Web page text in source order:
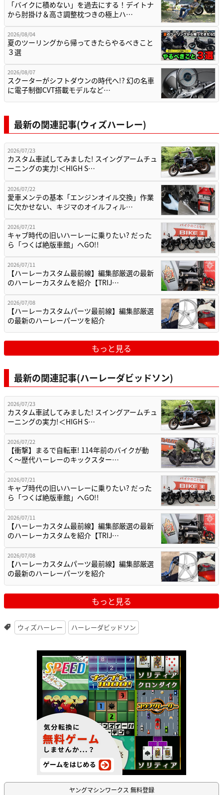
「バイクに積めない」を過去にする！デイトナ
から肘掛け＆高さ調整枕つきの極上ハ…
2026/08/04
夏のツーリングから帰ってきたらやるべきこと
３選
2026/08/07
スクーターがシフトダウンの時代へ!? 幻の名車
に電子制御CVT搭載モデルなど…
最新の関連記事(ウィズハーレー)
2026/07/23
カスタム車試してみました! スイングアームチュ
ーニングの実力!＜HIGH S…
2026/07/22
愛車メンテの基本「エンジンオイル交換」作業
に欠かせない、キジマのオイルフィル…
2026/07/21
キャブ時代の旧いハーレーに乗りたい? だった
ら「つくば絶版車館」へGO!!
2026/07/11
【ハーレーカスタム最前線】編集部厳選の最新
のハーレーカスタムを紹介【TRIJ…
2026/07/08
【ハーレーカスタムパーツ最前線】編集部厳選
の最新のハーレーパーツを紹介
もっと見る
最新の関連記事(ハーレーダビッドソン)
2026/07/23
カスタム車試してみました! スイングアームチュ
ーニングの実力!＜HIGH S…
2026/07/22
【衝撃】まるで自転車! 114年前のバイクが動
く〜歴代ハーレーのキックスター…
2026/07/21
キャブ時代の旧いハーレーに乗りたい? だった
ら「つくば絶版車館」へGO!!
2026/07/11
【ハーレーカスタム最前線】編集部厳選の最新
のハーレーカスタムを紹介【TRIJ…
2026/07/08
【ハーレーカスタムパーツ最前線】編集部厳選
の最新のハーレーパーツを紹介
もっと見る
ウィズハーレー ハーレーダビッドソン
ヤングマシンワークス 無料登録